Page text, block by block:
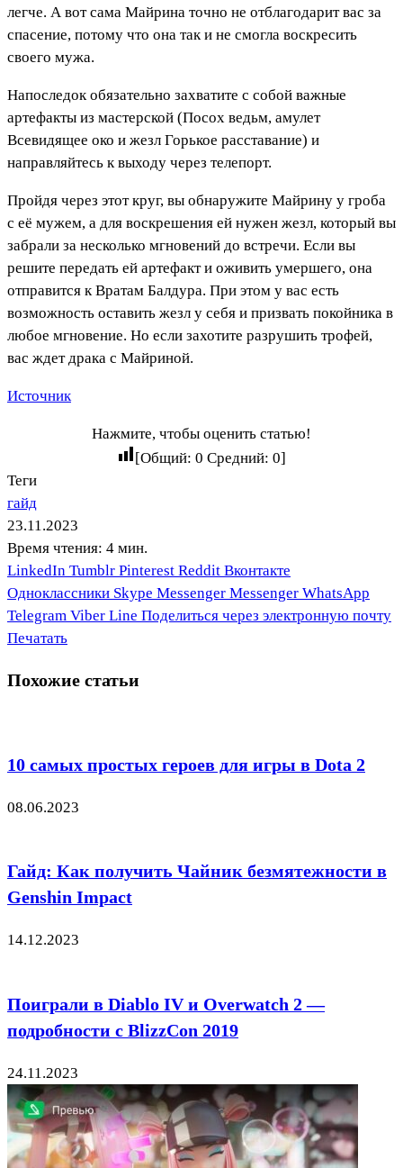
легче. А вот сама Майрина точно не отблагодарит вас за
спасение, потому что она так и не смогла воскресить
своего мужа.
Напоследок обязательно захватите с собой важные
артефакты из мастерской (Посох ведьм, амулет
Всевидящее око и жезл Горькое расставание) и
направляйтесь к выходу через телепорт.
Пройдя через этот круг, вы обнаружите Майрину у гроба
с её мужем, а для воскрешения ей нужен жезл, который вы
забрали за несколько мгновений до встречи. Если вы
решите передать ей артефакт и оживить умершего, она
отправится к Вратам Балдура. При этом у вас есть
возможность оставить жезл у себя и призвать покойника в
любое мгновение. Но если захотите разрушить трофей,
вас ждет драка с Майриной.
Источник
Нажмите, чтобы оценить статью!
[Общий: 0 Средний: 0]
Теги
гайд
23.11.2023
Время чтения: 4 мин.
LinkedIn Tumblr Pinterest Reddit Вконтакте
Одноклассники Skype Messenger Messenger WhatsApp
Telegram Viber Line Поделиться через электронную почту
Печатать
Похожие статьи
10 самых простых героев для игры в Dota 2
08.06.2023
Гайд: Как получить Чайник безмятежности в
Genshin Impact
14.12.2023
Поиграли в Diablo IV и Overwatch 2 —
подробности с BlizzCon 2019
24.11.2023